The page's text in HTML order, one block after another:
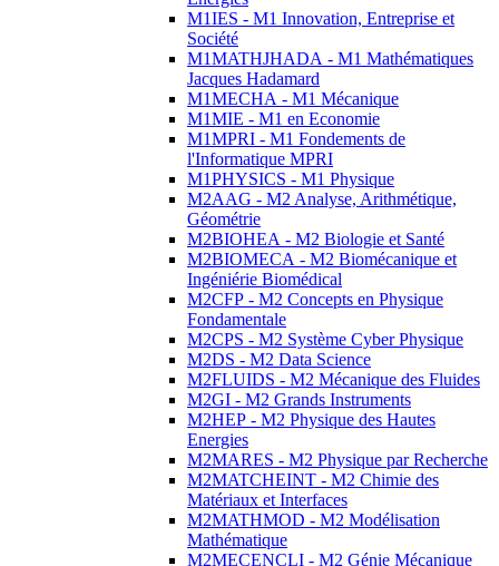
M1IES - M1 Innovation, Entreprise et
Société
M1MATHJHADA - M1 Mathématiques
Jacques Hadamard
M1MECHA - M1 Mécanique
M1MIE - M1 en Economie
M1MPRI - M1 Fondements de
l'Informatique MPRI
M1PHYSICS - M1 Physique
M2AAG - M2 Analyse, Arithmétique,
Géométrie
M2BIOHEA - M2 Biologie et Santé
M2BIOMECA - M2 Biomécanique et
Ingéniérie Biomédical
M2CFP - M2 Concepts en Physique
Fondamentale
M2CPS - M2 Système Cyber Physique
M2DS - M2 Data Science
M2FLUIDS - M2 Mécanique des Fluides
M2GI - M2 Grands Instruments
M2HEP - M2 Physique des Hautes
Energies
M2MARES - M2 Physique par Recherche
M2MATCHEINT - M2 Chimie des
Matériaux et Interfaces
M2MATHMOD - M2 Modélisation
Mathématique
M2MECENCLI - M2 Génie Mécanique